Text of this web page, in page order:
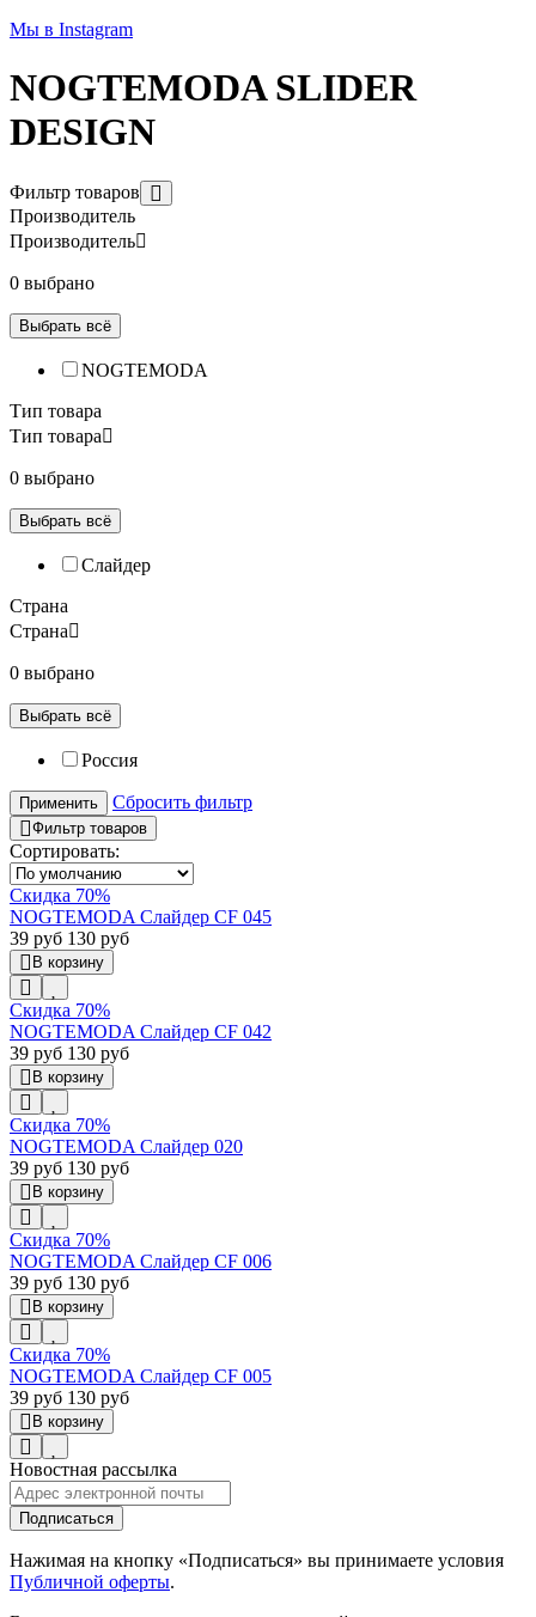
Мы в Instagram
NOGTEMODA SLIDER
DESIGN
Фильтр товаров
Производитель
Производитель
0 выбрано
Выбрать всё
NOGTEMODA
Тип товара
Тип товара
0 выбрано
Выбрать всё
Слайдер
Страна
Страна
0 выбрано
Выбрать всё
Россия
Применить Сбросить фильтр
Фильтр товаров
Сортировать:
Скидка 70%
NOGTEMODA Слайдер CF 045
39 руб 130 руб
В корзину
Скидка 70%
NOGTEMODA Слайдер CF 042
39 руб 130 руб
В корзину
Скидка 70%
NOGTEMODA Слайдер 020
39 руб 130 руб
В корзину
Скидка 70%
NOGTEMODA Слайдер CF 006
39 руб 130 руб
В корзину
Скидка 70%
NOGTEMODA Слайдер CF 005
39 руб 130 руб
В корзину
Новостная рассылка
Подписаться
Нажимая на кнопку «Подписаться» вы принимаете условия
Публичной оферты.